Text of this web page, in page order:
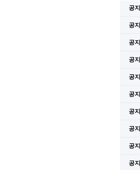
공지
공지
공지
공지
공지
공지
공지
공지
공지
공지